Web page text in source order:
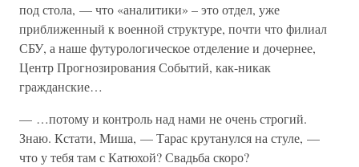
под стола, — что «аналитики» – это отдел, уже
приближенный к военной структуре, почти что филиал
СБУ, а наше футурологическое отделение и дочернее,
Центр Прогнозирования Событий, как-никак
гражданские…
— …потому и контроль над нами не очень строгий.
Знаю. Кстати, Миша, — Тарас крутанулся на стуле, —
что у тебя там с Катюхой? Свадьба скоро?